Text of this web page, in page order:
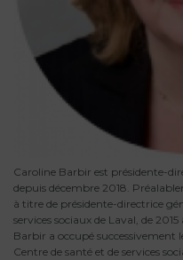
Caroline Barbir est présidente-
depuis décembre 2018.
à titre de présidente-directrice
services sociaux de Laval, de
Barbir a occupé successivement
Centre de santé et de services